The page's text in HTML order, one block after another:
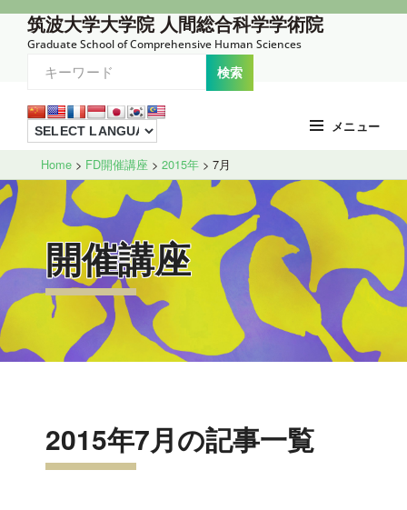
コ
キ
ッ
プ
筑波大学大学院 人間総合科学学術院
Graduate School of Comprehensive Human Sciences
メニュー
Overlay
Home > FD開催講座 > 2015年 > 7月
開催講座
2015年7月の記事一覧